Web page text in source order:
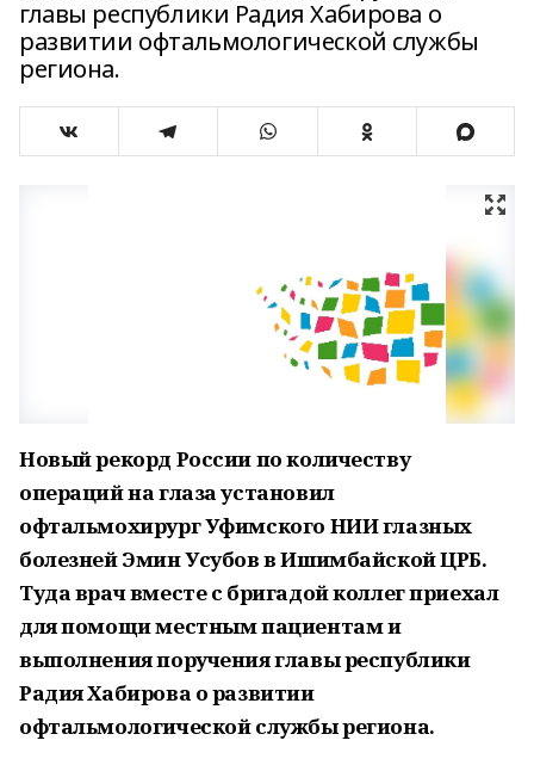
главы республики Радия Хабирова о
развитии офтальмологической службы
региона.
Новый рекорд России по количеству
операций на глаза установил
офтальмохирург Уфимского НИИ глазных
болезней Эмин Усубов в Ишимбайской ЦРБ.
Туда врач вместе с бригадой коллег приехал
для помощи местным пациентам и
выполнения поручения главы республики
Радия Хабирова о развитии
офтальмологической службы региона.